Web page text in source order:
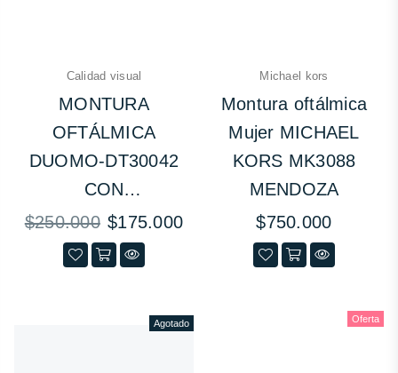
Calidad visual
MONTURA
OFTÁLMICA
DUOMO-DT30042
CON
SOBREPUESTO
Precio
habitual
$250.000 $175.000
Michael kors
Montura oftálmica
Mujer MICHAEL
KORS MK3088
MENDOZA
Precio
habitual
$750.000
Agotado Oferta